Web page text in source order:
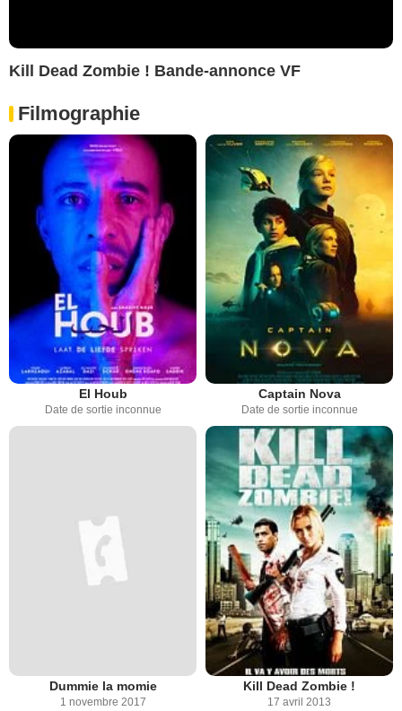
Kill Dead Zombie ! Bande-annonce VF
Filmographie
El Houb
Date de sortie inconnue
Captain Nova
Date de sortie inconnue
Dummie la momie
1 novembre 2017
Kill Dead Zombie !
17 avril 2013